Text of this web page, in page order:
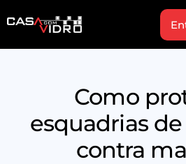
Produtos
Blog
Como
esquadrias
contra